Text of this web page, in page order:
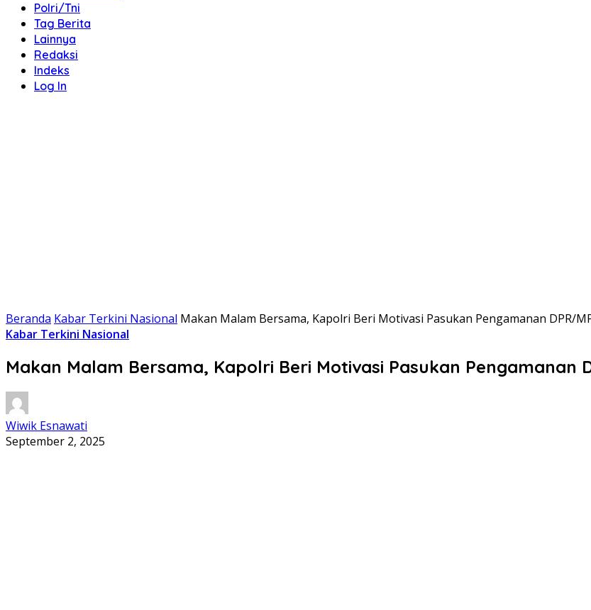
Polri/Tni
Tag Berita
Lainnya
Redaksi
Indeks
Log In
Beranda Kabar Terkini Nasional Makan Malam Bersama, Kapolri Beri Motivasi Pasukan Pengamanan DPR/
Kabar Terkini Nasional
Makan Malam Bersama, Kapolri Beri Motivasi Pasukan Pengamanan
Wiwik Esnawati
September 2, 2025